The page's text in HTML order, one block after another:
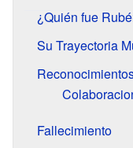
¿Quién fue
Su Trayectoria
Fallecimiento